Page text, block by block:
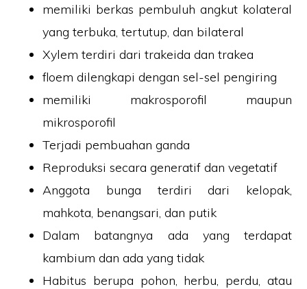
memiliki berkas pembuluh angkut kolateral
yang terbuka, tertutup, dan bilateral
Xylem terdiri dari trakeida dan trakea
floem dilengkapi dengan sel-sel pengiring
memiliki makrosporofil maupun
mikrosporofil
Terjadi pembuahan ganda
Reproduksi secara generatif dan vegetatif
Anggota bunga terdiri dari kelopak,
mahkota, benangsari, dan putik
Dalam batangnya ada yang terdapat
kambium dan ada yang tidak
Habitus berupa pohon, herbu, perdu, atau